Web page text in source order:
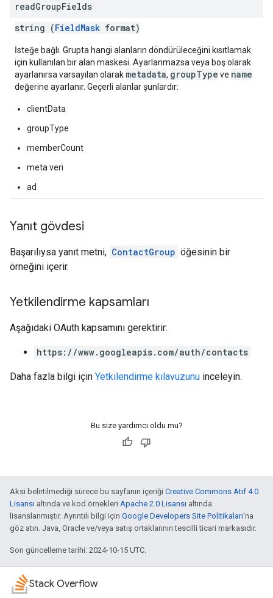
readGroupFields
string (FieldMask format)
İsteğe bağlı. Grupta hangi alanların döndürüleceğini kısıtlamak
için kullanılan bir alan maskesi. Ayarlanmazsa veya boş olarak
ayarlanırsa varsayılan olarak metadata, groupType ve name
değerine ayarlanır. Geçerli alanlar şunlardır:
clientData
groupType
memberCount
meta veri
ad
Yanıt gövdesi
Başarılıysa yanıt metni, ContactGroup öğesinin bir
örneğini içerir.
Yetkilendirme kapsamları
Aşağıdaki OAuth kapsamını gerektirir:
https://www.googleapis.com/auth/contacts
Daha fazla bilgi için Yetkilendirme kılavuzunu inceleyin.
Bu size yardımcı oldu mu?
Aksi belirtilmediği sürece bu sayfanın içeriği Creative Commons Atıf 4.0
Lisansı altında ve kod örnekleri Apache 2.0 Lisansı altında
lisanslanmıştır. Ayrıntılı bilgi için Google Developers Site Politikaları'na
göz atın. Java, Oracle ve/veya satış ortaklarının tescilli ticari markasıdır.
Son güncelleme tarihi: 2024-10-15 UTC.
Stack Overflow